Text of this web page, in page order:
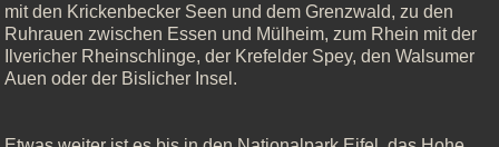
mit den Krickenbecker Seen und dem Grenzwald, zu den
Ruhrauen zwischen Essen und Mülheim, zum Rhein mit der
Ilvericher Rheinschlinge, der Krefelder Spey, den Walsumer
Auen oder der Bislicher Insel.